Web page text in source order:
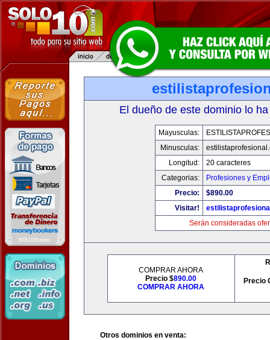
El dueño de este dominio lo
Mayusculas:
Minusculas:
Longitud:
20 caracteres
Categorias:
Profesiones y
Precio:
$890.00
Visitar!
Serán consideradas
COMPRAR AHORA
Precio $890.00
COMPRAR AHORA
Precio
Otros dominios en venta: